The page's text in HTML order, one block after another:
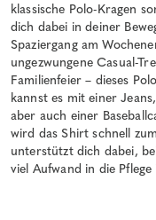
klassische Polo-Kragen
dich dabei in deiner
Spaziergang am
ungezwungene Casual-
Familienfeier – dieses
kannst es mit einer
aber auch einer
wird das Shirt schnell
unterstützt dich dabei,
viel Aufwand in die